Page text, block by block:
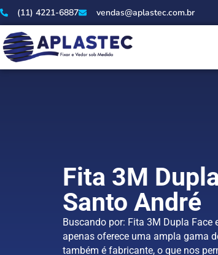
(11) 4221-6887 vendas@aplastec.com.br
Fita 3M
Santo André
Buscando por: Fita 3M Dupla Face
apenas oferece uma ampla gama
também é fabricante, o que nos